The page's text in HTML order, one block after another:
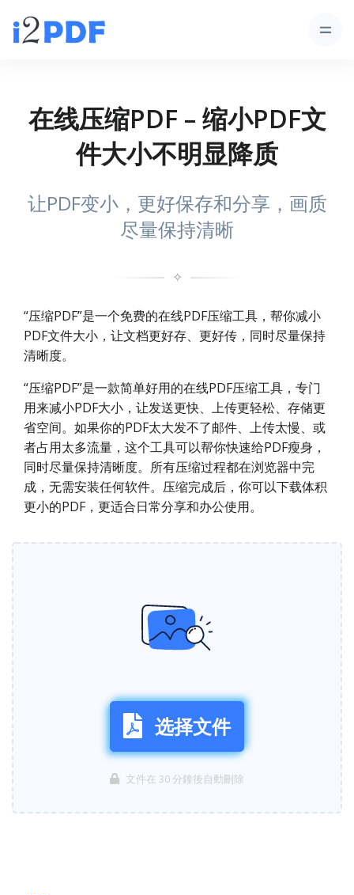
在线压缩PDF – 缩小PDF文
件大小不明显降质
让PDF变小，更好保存和分享，画质
尽量保持清晰
✧
“压缩PDF”是一个免费的在线PDF压缩工具，帮你减小
PDF文件大小，让文档更好存、更好传，同时尽量保持
清晰度。
“压缩PDF”是一款简单好用的在线PDF压缩工具，专门
用来减小PDF大小，让发送更快、上传更轻松、存储更
省空间。如果你的PDF太大发不了邮件、上传太慢、或
者占用太多流量，这个工具可以帮你快速给PDF瘦身，
同时尽量保持清晰度。所有压缩过程都在浏览器中完
成，无需安装任何软件。压缩完成后，你可以下载体积
更小的PDF，更适合日常分享和办公使用。
选择文件
文件在 30 分鐘後自動刪除